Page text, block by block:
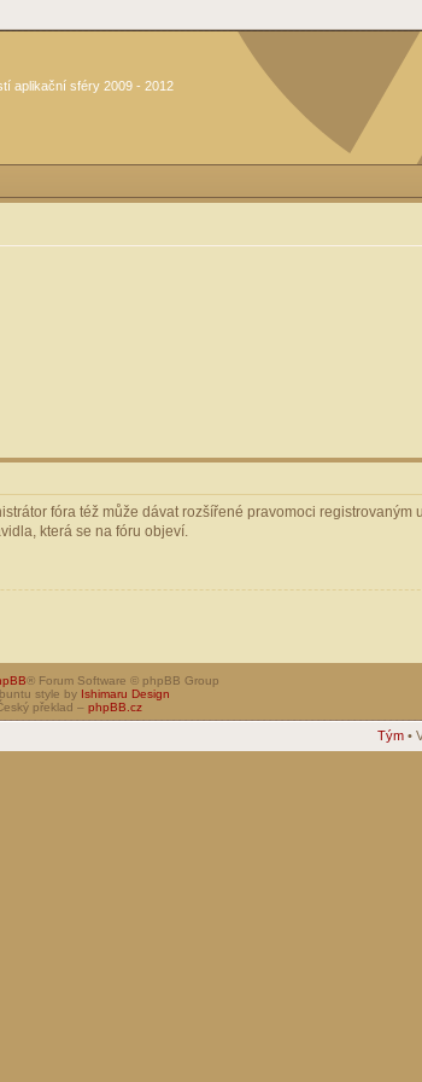
aplikační sféry 2009 - 2012
fóra též může dávat rozšířené pravomoci
která se na fóru objeví.
® Forum Software © phpBB Group
style by Ishimaru Design
překlad – phpBB.cz
Tým •